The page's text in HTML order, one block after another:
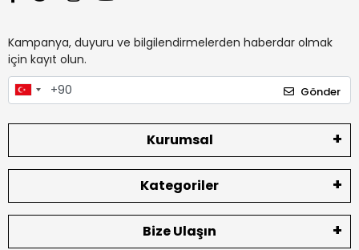
Kampanya, duyuru ve bilgilendirmelerden haberdar olmak
için kayıt olun.
Gönder
Kurumsal
Kategoriler
Bize Ulaşın